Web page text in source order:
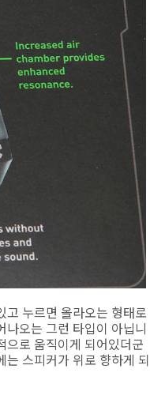
고 누르면 올라오는 형태로
오는 그런 타입이 아닙니
으로 움직이게 되어있더군
스피커가 위로 향하게 되